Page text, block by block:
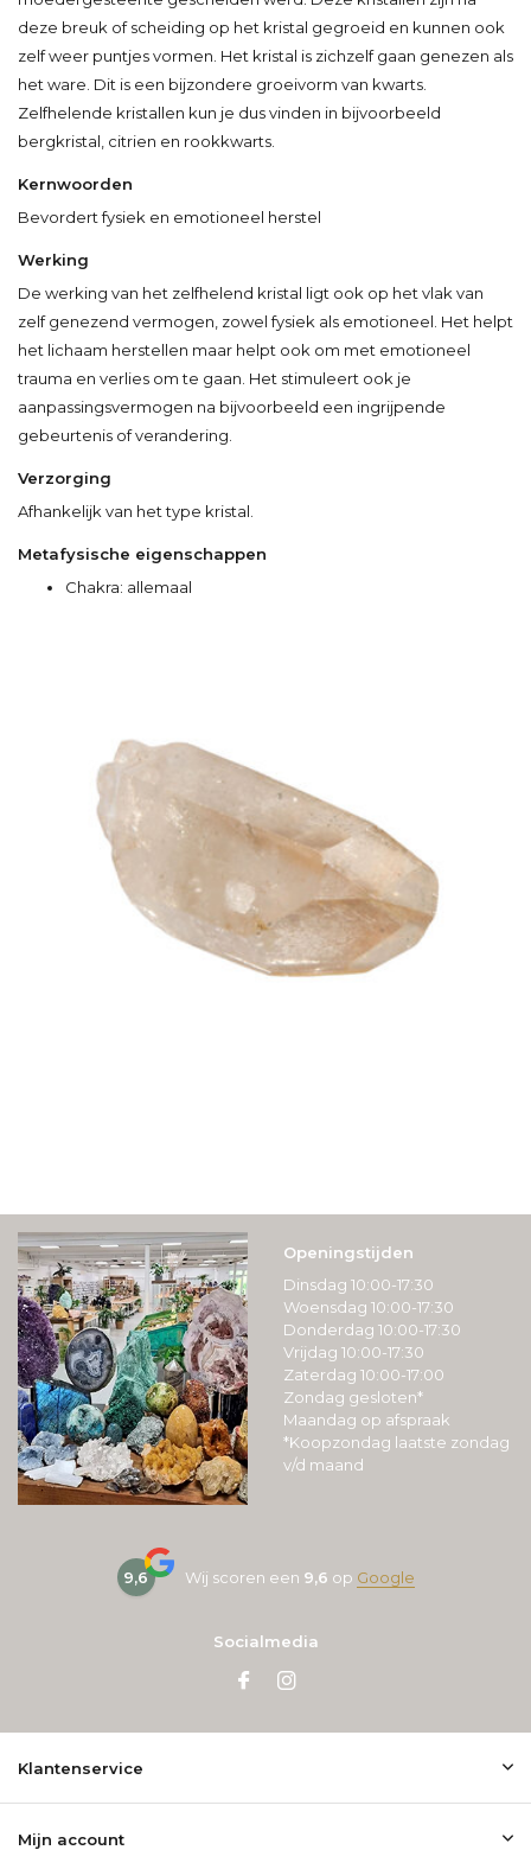
deze breuk of scheiding op het kristal gegroeid en kunnen ook
zelf weer puntjes vormen. Het kristal is zichzelf gaan genezen als
het ware. Dit is een bijzondere groeivorm van kwarts.
Zelfhelende kristallen kun je dus vinden in bijvoorbeeld
bergkristal, citrien en rookkwarts.
Kernwoorden
Bevordert fysiek en emotioneel herstel
Werking
De werking van het zelfhelend kristal ligt ook op het vlak van
zelf genezend vermogen, zowel fysiek als emotioneel. Het helpt
het lichaam herstellen maar helpt ook om met emotioneel
trauma en verlies om te gaan. Het stimuleert ook je
aanpassingsvermogen na bijvoorbeeld een ingrijpende
gebeurtenis of verandering.
Verzorging
Afhankelijk van het type kristal.
Metafysische eigenschappen
Chakra: allemaal
Openingstijden
Dinsdag 10:00-17:30
Woensdag 10:00-17:30
Donderdag 10:00-17:30
Vrijdag 10:00-17:30
Zaterdag 10:00-17:00
Zondag gesloten*
Maandag op afspraak
*Koopzondag laatste zondag
v/d maand
9,6 Wij scoren een 9,6 op Google
Socialmedia
Klantenservice
Mijn account